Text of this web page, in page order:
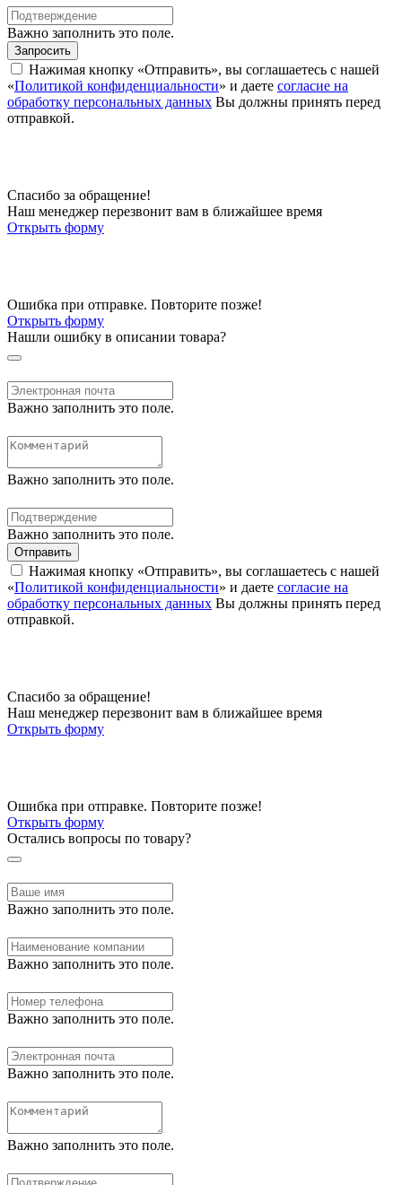
Важно заполнить это поле.
Запросить
Нажимая кнопку «Отправить», вы соглашаетесь с нашей
«Политикой конфиденциальности» и даете согласие на
обработку персональных данных Вы должны принять перед
отправкой.
Спасибо за обращение!
Наш менеджер перезвонит вам в ближайшее время
Открыть форму
Ошибка при отправке. Повторите позже!
Открыть форму
Нашли ошибку в описании товара?
Важно заполнить это поле.
Важно заполнить это поле.
Важно заполнить это поле.
Отправить
Нажимая кнопку «Отправить», вы соглашаетесь с нашей
«Политикой конфиденциальности» и даете согласие на
обработку персональных данных Вы должны принять перед
отправкой.
Спасибо за обращение!
Наш менеджер перезвонит вам в ближайшее время
Открыть форму
Ошибка при отправке. Повторите позже!
Открыть форму
Остались вопросы по товару?
Важно заполнить это поле.
Важно заполнить это поле.
Важно заполнить это поле.
Важно заполнить это поле.
Важно заполнить это поле.